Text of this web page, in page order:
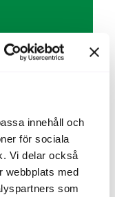
innehåll och
för sociala
Vi delar också
webbplats med
som
i denna kategori